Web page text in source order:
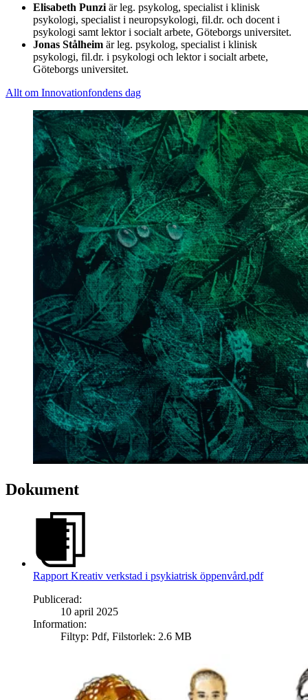
Elisabeth Punzi är leg. psykolog, specialist i klinisk
psykologi, specialist i neuropsykologi, fil.dr. och docent i
psykologi samt lektor i socialt arbete, Göteborgs universitet.
Jonas Stålheim är leg. psykolog, specialist i klinisk
psykologi, fil.dr. i psykologi och lektor i socialt arbete,
Göteborgs universitet.
Allt om Innovationfondens dag
Dokument
Rapport Kreativ verkstad i psykiatrisk öppenvård.pdf
Publicerad:
10 april 2025
Information:
Filtyp: Pdf, Filstorlek: 2.6 MB